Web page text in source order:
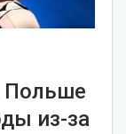
Польше
из-за